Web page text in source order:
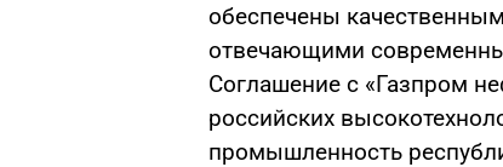
обеспечены
отвечающими
Соглашение с «Газпром
российских
промышленность